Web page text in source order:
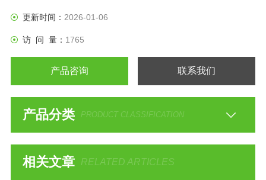
更新时间： 2026-01-06
访 问 量： 1765
产品咨询 联系我们
产品分类 PRODUCT CLASSIFICATION
相关文章 RELATED ARTICLES